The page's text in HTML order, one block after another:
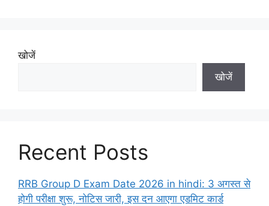
खोजें
खोजें
Recent Posts
RRB Group D Exam Date 2026 in hindi: 3 अगस्त से
होगी परीक्षा शुरू, नोटिस जारी, इस दन आएगा एडमिट कार्ड